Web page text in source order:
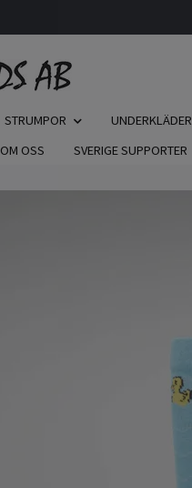
STRUMPOR UNDERKLÄDER
OM OSS SVERIGE SUPPORTER